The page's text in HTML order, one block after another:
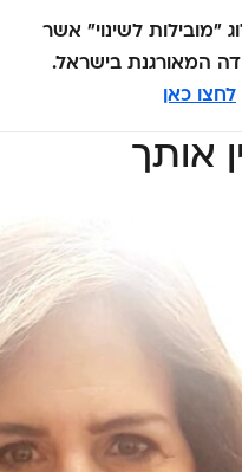
"מובילות לשינוי" אשר
המאורגנת בישראל.
לחצו כאן
אותך